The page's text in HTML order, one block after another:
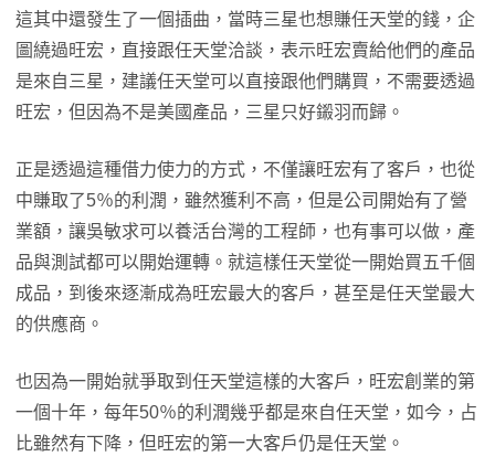
這其中還發生了一個插曲，當時三星也想賺任天堂的錢，企
圖繞過旺宏，直接跟任天堂洽談，表示旺宏賣給他們的產品
是來自三星，建議任天堂可以直接跟他們購買，不需要透過
旺宏，但因為不是美國產品，三星只好鎩羽而歸。
正是透過這種借力使力的方式，不僅讓旺宏有了客戶，也從
中賺取了5％的利潤，雖然獲利不高，但是公司開始有了營
業額，讓吳敏求可以養活台灣的工程師，也有事可以做，產
品與測試都可以開始運轉。就這樣任天堂從一開始買五千個
成品，到後來逐漸成為旺宏最大的客戶，甚至是任天堂最大
的供應商。
也因為一開始就爭取到任天堂這樣的大客戶，旺宏創業的第
一個十年，每年50％的利潤幾乎都是來自任天堂，如今，占
比雖然有下降，但旺宏的第一大客戶仍是任天堂。